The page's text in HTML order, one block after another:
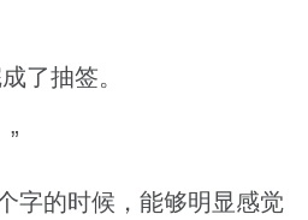
了抽签。
字的时候，能够明显感觉